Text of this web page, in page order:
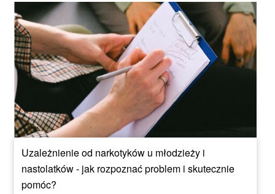
Uzależnienie od narkotyków u młodzieży i
nastolatków - jak rozpoznać problem i skutecznie
pomóc?